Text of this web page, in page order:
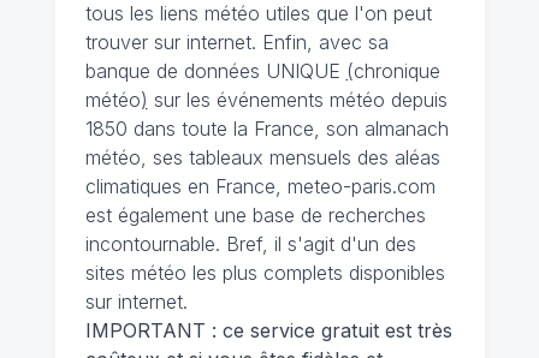
tous les liens météo utiles que l'on peut
trouver sur internet. Enfin, avec sa
banque de données UNIQUE (chronique
météo) sur les événements météo depuis
1850 dans toute la France, son almanach
météo, ses tableaux mensuels des aléas
climatiques en France, meteo-paris.com
est également une base de recherches
incontournable. Bref, il s'agit d'un des
sites météo les plus complets disponibles
sur internet.
IMPORTANT : ce service gratuit est très